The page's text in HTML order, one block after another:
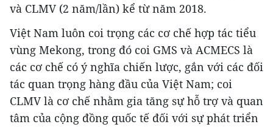
và CLMV (2 năm/lần) kể từ năm 2018.
Việt Nam luôn coi trọng các cơ chế hợp tác tiểu
vùng Mekong, trong đó coi GMS và ACMECS là
các cơ chế có ý nghĩa chiến lược, gắn với các đối
tác quan trọng hàng đầu của Việt Nam; coi
CLMV là cơ chế nhằm gia tăng sự hỗ trợ và quan
tâm của cộng đồng quốc tế đối với sự phát triển